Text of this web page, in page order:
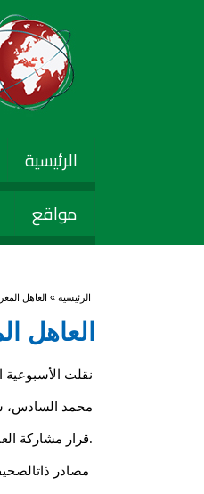
الرئيسية
مواقع
أنت هنا
الرئيسية » العاهل
العاهل
نقلت
محمد السادس،
.قرار مشاركة
مصادر